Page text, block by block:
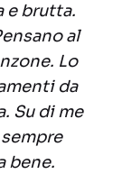
e brutta.
al
Lo
da
Su di me
bene.